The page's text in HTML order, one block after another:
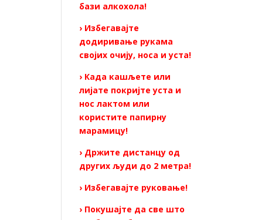
бази алкохола!
› Избегавајте
додиривање рукама
својих очију, носа и уста!
› Када кашљете или
лијате покријте уста и
нос лактом или
користите папирну
марамицу!
› Држите дистанцу од
других људи до 2 метра!
› Избегавајте руковање!
› Покушајте да све што